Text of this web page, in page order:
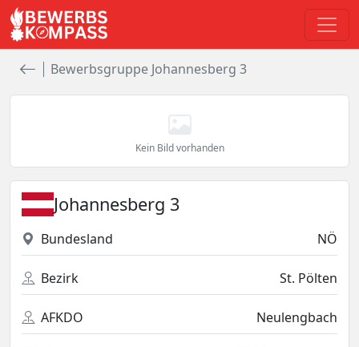
Bewerbsgruppe Johannesberg 3
Kein Bild vorhanden
Johannesberg 3
Bundesland NÖ
Bezirk St. Pölten
AFKDO Neulengbach